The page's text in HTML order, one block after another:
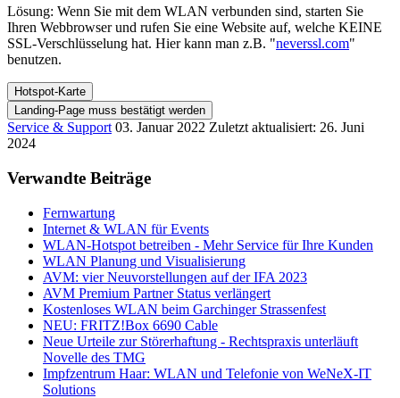
Lösung: Wenn Sie mit dem WLAN verbunden sind, starten Sie
Ihren Webbrowser und rufen Sie eine Website auf, welche KEINE
SSL-Verschlüsselung hat. Hier kann man z.B. "neverssl.com"
benutzen.
Hotspot-Karte
Landing-Page muss bestätigt werden
Service & Support 03. Januar 2022 Zuletzt aktualisiert: 26. Juni
2024
Verwandte Beiträge
Fernwartung
Internet & WLAN für Events
WLAN-Hotspot betreiben - Mehr Service für Ihre Kunden
WLAN Planung und Visualisierung
AVM: vier Neuvorstellungen auf der IFA 2023
AVM Premium Partner Status verlängert
Kostenloses WLAN beim Garchinger Strassenfest
NEU: FRITZ!Box 6690 Cable
Neue Urteile zur Störerhaftung - Rechtspraxis unterläuft
Novelle des TMG
Impfzentrum Haar: WLAN und Telefonie von WeNeX-IT
Solutions